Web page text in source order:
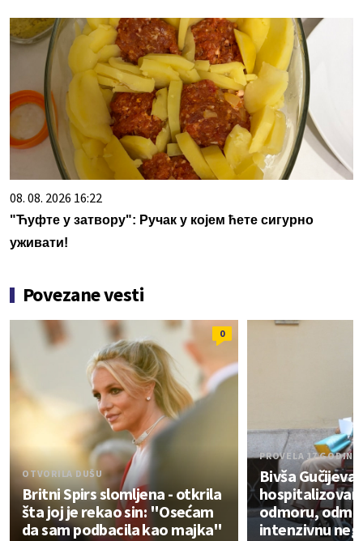
08. 08. 2026 16:22
"Ћуфте у затвору": Ручак у којем ћете сигурно
уживати!
Povezane vesti
0
OTVORILA DUŠU
Britni Spirs slomljena - otkrila
šta joj je rekao sin: "Osećam
da sam podbacila kao majka"
PROVELA 17 GODINA
Bivša
odmoru,
intenzivnu